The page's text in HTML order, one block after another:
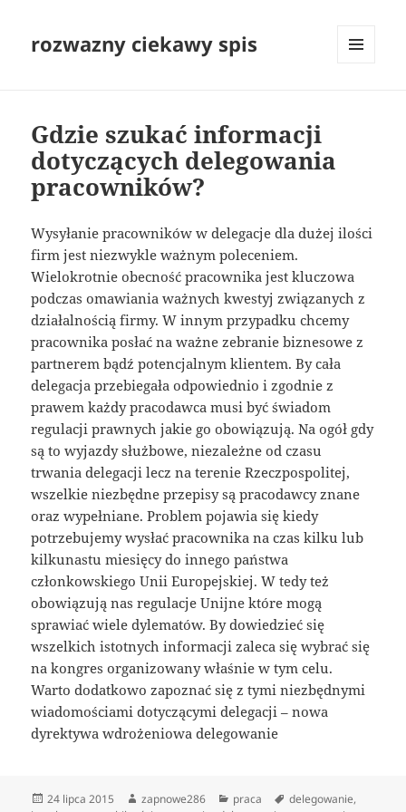
rozwazny ciekawy spis
Gdzie szukać informacji
dotyczących delegowania
pracowników?
Wysyłanie pracowników w delegacje dla dużej ilości
firm jest niezwykle ważnym poleceniem.
Wielokrotnie obecność pracownika jest kluczowa
podczas omawiania ważnych kwestyj związanych z
działalnością firmy. W innym przypadku chcemy
pracownika posłać na ważne zebranie biznesowe z
partnerem bądź potencjalnym klientem. By cała
delegacja przebiegała odpowiednio i zgodnie z
prawem każdy pracodawca musi być świadom
regulacji prawnych jakie go obowiązują. Na ogół gdy
są to wyjazdy służbowe, niezależne od czasu
trwania delegacji lecz na terenie Rzeczpospolitej,
wszelkie niezbędne przepisy są pracodawcy znane
oraz wypełniane. Problem pojawia się kiedy
potrzebujemy wysłać pracownika na czas kilku lub
kilkunastu miesięcy do innego państwa
członkowskiego Unii Europejskiej. W tedy też
obowiązują nas regulacje Unijne które mogą
sprawiać wiele dylematów. By dowiedzieć się
wszelkich istotnych informacji zaleca się wybrać się
na kongres organizowany właśnie w tym celu.
Warto dodatkowo zapoznać się z tymi niezbędnymi
wiadomościami dotyczącymi delegacji – nowa
dyrektywa wdrożeniowa delegowanie
Data
24 lipca 2015 Autor
zapnowe286 Kategorie
praca Tagi
delegowanie,